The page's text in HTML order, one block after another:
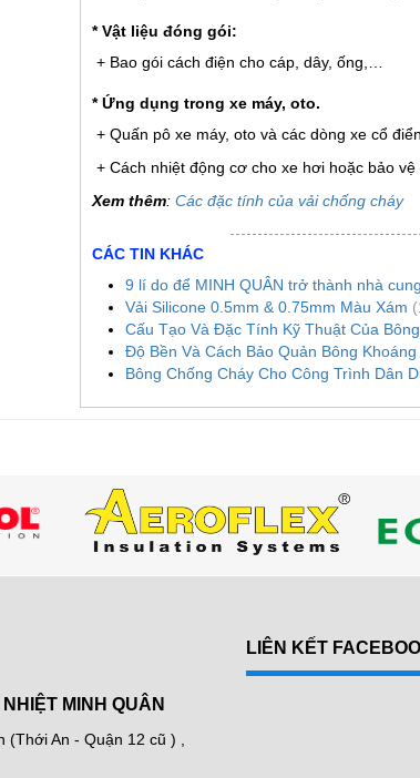
* Vật liệu đóng gói:
+ Bao gói cách điện cho cáp, dây, ống,…
* Ứng dụng trong xe máy, oto.
+ Quấn pô xe máy, oto và các dòng xe cổ
+ Cách nhiệt động cơ cho xe hơi hoặc bảo
Xem thêm: Các đặc tính của vải chống cháy
CÁC TIN KHÁC
9 lí do để MINH QUÂN trở thành nhà
Vải Silicone 0.5mm & 0.75mm Màu Xám
Cấu Tạo Và Đặc Tính Kỹ Thuật Của
Độ Bền Và Cách Bảo Quản Bông
Bông Chống Cháy Cho Công Trình Dân
MINH QUÂN
An - Quận 12 cũ ) ,
LIÊN KẾT